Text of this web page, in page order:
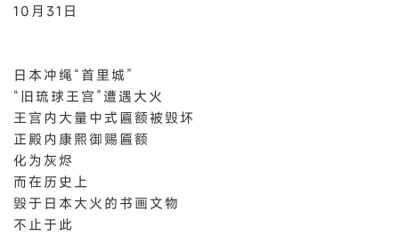
10月31日
日本冲绳“首里城”
“旧琉球王宫”遭遇大火
王宫内大量中式匾额被毁坏
正殿内康熙御赐匾额
化为灰烬
而在历史上
毁于日本大火的书画文物
不止于此